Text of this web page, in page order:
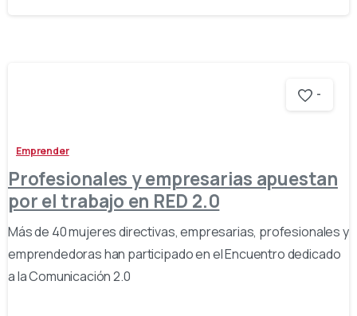
-
Emprender
Profesionales y empresarias apuestan
por el trabajo en RED 2.0
Más de 40 mujeres directivas, empresarias, profesionales y
emprendedoras han participado en el Encuentro dedicado
a la Comunicación 2.0